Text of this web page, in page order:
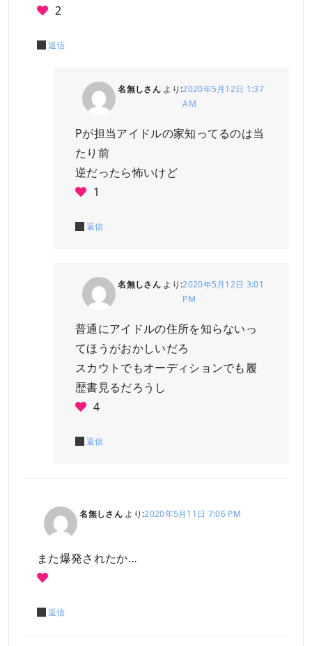
2
返信
名無しさん より:2020年5月12日 1:37
AM
Pが担当アイドルの家知ってるのは当
たり前
逆だったら怖いけど
1
返信
名無しさん より:2020年5月12日 3:01
PM
普通にアイドルの住所を知らないっ
てほうがおかしいだろ
スカウトでもオーディションでも履
歴書見るだろうし
4
返信
名無しさん より:2020年5月11日 7:06 PM
また爆発されたか…
返信